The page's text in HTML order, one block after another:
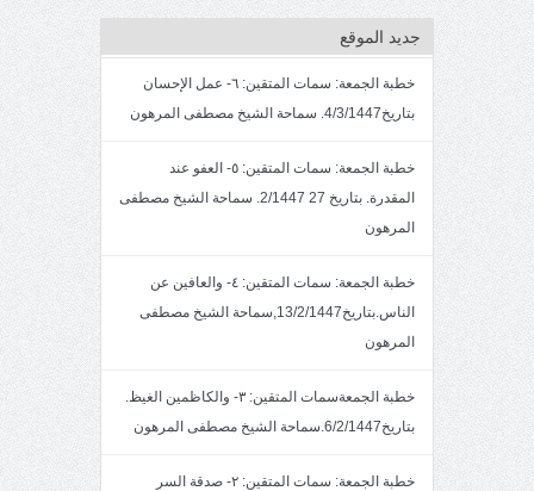
جديد الموقع
خطبة الجمعة: سمات المتقين: ٦- عمل الإحسان
بتاريخ4/3/1447. سماحة الشيخ مصطفى المرهون
خطبة الجمعة: سمات المتقين: ٥- العفو عند
المقدرة. بتاريخ 27 2/1447. سماحة الشيخ مصطفى
المرهون
خطبة الجمعة: سمات المتقين: ٤- والعافين عن
الناس.بتاريخ13/2/1447,سماحة الشيخ مصطفى
المرهون
خطبة الجمعةسمات المتقين: ٣- والكاظمين الغيظ.
بتاريخ6/2/1447.سماحة الشيخ مصطفى المرهون
خطبة الجمعة: سمات المتقين: ٢- صدقة السر